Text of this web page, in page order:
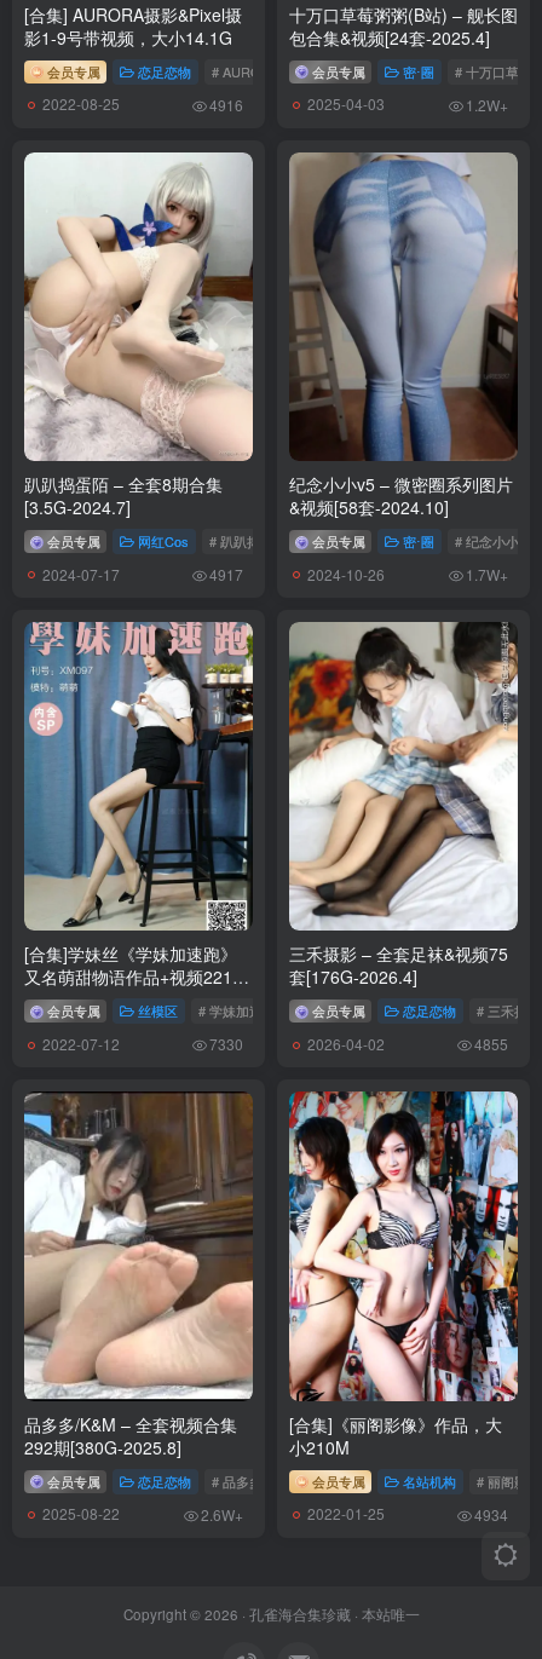
[5.18]
032.陆萱萱 – 内购无水印 陌生人 [93P-1.06GB]
031.安然 – 内购无水印 黑色蕾丝 [95P-0.98GB]
[4.30]
030.安然 – 内购无水印 黑丝女仆 [90P-880MB]
[4.12]
029.安然 – 内购无水印 香纱玉然 [97P1V-1.11GB]
[4.10]
028.安然 – 内购无水印 然情欲仙 [92P-1.14GB]
[4.7]
027.安然 – 内购无水印 香然绝欲 [88P-998MB]
026.安然 – 内购无水印 紫色裙子 [90P1V-1.12GB]
[4.4]
025.安然 – 内购无水印 紧身牛仔裤 [81P-1.05GB]
024.陆萱萱 – 内购无水印 皮草薄纱 [90P-1.28GB]
023.陆萱萱 – 内购无水印 主人的调教 [88P-1.03GB]
[3.20]
022.陆萱萱 – 内购无水印 轻透薄纱情趣 [90P-1.36GB]
021.陆萱萱 – 内购无水印口罩主题 [90P-1.08GB]
[1.26]
020.陆萱萱 – 内购无水印 牛仔短裤 [90P-1.15GB]
[1.20]
019.陆萱萱 – 内购无水印 魅惑黑丝 [90P-1.31GB]
[1.18]
018.陆萱萱 – 内购无水印 NO.8196 粉色空姐制服[91P-1.14G]
[1.17]
017.陆萱萱 – 内购无水印 NO.7778 黑色短裙[80P-1.03G]
[合集] AURORA摄影&Pixel摄
影1-9号带视频，大小14.1G
会员专属 恋足恋物 # AURORA摄影&Pixel摄影
2022-08-25 4916
十万口草莓粥粥(B站) – 舰长图
包合集&视频[24套-2025.4]
会员专属 密⋅圈 # 十万口草莓
2025-04-03 1.2W+
趴趴捣蛋陌 – 全套8期合集
[3.5G-2024.7]
会员专属 网红Cos # 趴趴捣蛋陌
2024-07-17 4917
纪念小小v5 – 微密圈系列图片
&视频[58套-2024.10]
会员专属 密⋅圈 # 纪念小小v5
2024-10-26 1.7W+
[合集]学妹丝《学妹加速跑》
又名萌甜物语作品+视频221
套，大小85.8GB
会员专属 丝模区 # 学妹加速跑 # 萌甜物语
2022-07-12 7330
三禾摄影 – 全套足袜&视频75
套[176G-2026.4]
会员专属 恋足恋物 # 三禾摄影
2026-04-02 4855
品多多/K&M – 全套视频合集
292期[380G-2025.8]
会员专属 恋足恋物 # 品多多 # K&M
2025-08-22 2.6W+
[合集]《丽阁影像》作品，大
小210M
会员专属 名站机构 # 丽阁影像
2022-01-25 4934
Copyright © 2026 · 孔雀海合集珍藏 · 本站唯一